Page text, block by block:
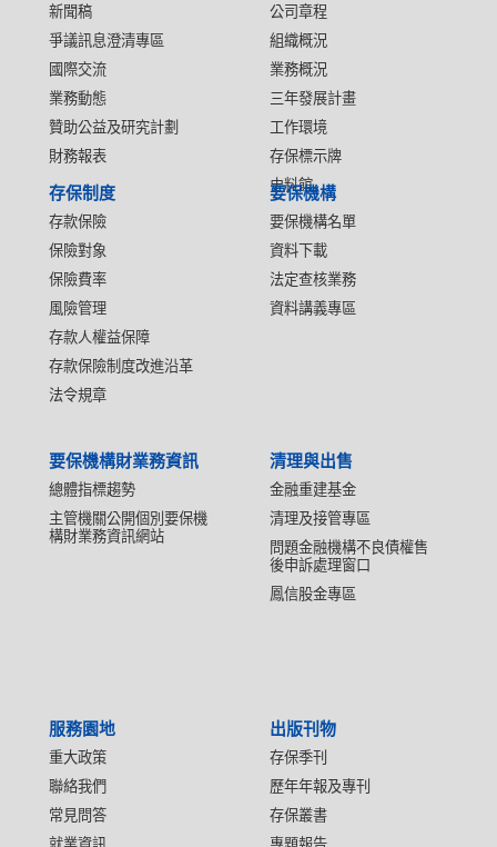
新聞稿
爭議訊息澄清專區
國際交流
業務動態
贊助公益及研究計劃
財務報表
公司章程
組織概況
業務概況
三年發展計畫
工作環境
存保標示牌
史料館
存保制度
存款保險
保險對象
保險費率
風險管理
存款人權益保障
存款保險制度改進沿革
法令規章
要保機構
要保機構名單
資料下載
法定查核業務
資料講義專區
要保機構財業務資訊
總體指標趨勢
主管機關公開個別要保機
構財業務資訊網站
清理與出售
金融重建基金
清理及接管專區
問題金融機構不良債權售
後申訴處理窗口
鳳信股金專區
服務園地
重大政策
聯絡我們
常見問答
出版刊物
存保季刊
歷年年報及專刊
存保叢書